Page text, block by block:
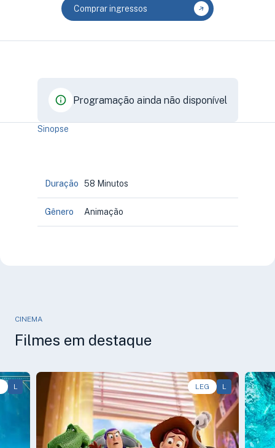
Comprar ingressos
Programação ainda não disponível
Sinopse
Duração 58 Minutos
Gênero Animação
CINEMA
Filmes em destaque
L LEG L
Animação, Aventura, Comédia • • 1h40